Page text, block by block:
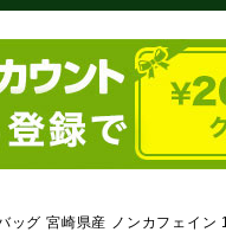
ッグ 宮崎県産 ノンカフェイ